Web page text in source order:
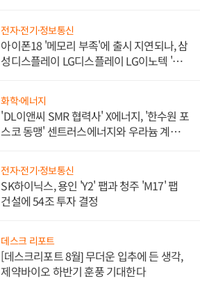
전자·전기·정보통신
아이폰18 '메모리 부족'에 출시 지연되나, 삼
성디스플레이 LG디스플레이 LG이노텍 '탈
화학·에너지
'DL이앤씨 SMR 협력사' X에너지, '한수원 포
스코 동맹' 센트러스에너지와 우라늄 계약
전자·전기·정보통신
SK하이닉스, 용인 'Y2' 팹과 청주 'M17' 팹
건설에 54조 투자 결정
데스크 리포트
[데스크리포트 8월] 무더운 입추에 든 생각,
제약바이오 하반기 훈풍 기대한다